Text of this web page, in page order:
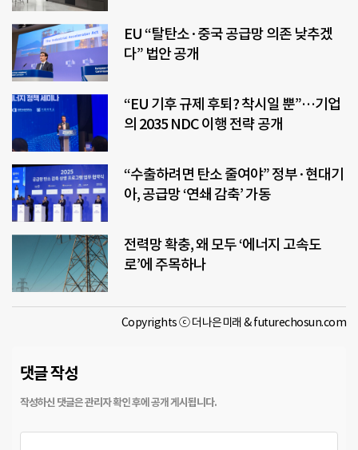
EU “탈탄소·중국 공급망 의존 낮추겠
다” 법안 공개
“EU 기후 규제 후퇴? 착시일 뿐”…기업
의 2035 NDC 이행 전략 공개
“수출하려면 탄소 줄여야” 정부·현대기
아, 공급망 ‘연쇄 감축’ 가동
전력망 확충, 왜 모두 ‘에너지 고속도
로’에 주목하나
Copyrights ⓒ 더나은미래 & futurechosun.com
댓글 작성